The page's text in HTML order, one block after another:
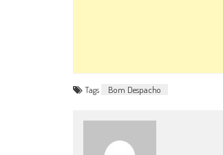
Tags Bom Despacho